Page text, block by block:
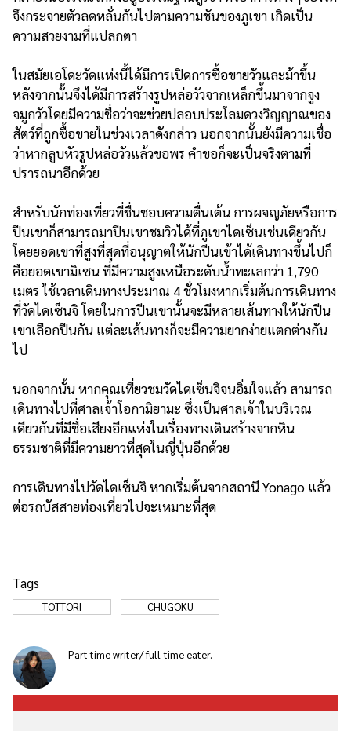
จึงกระจายตัวลดหลั่นกันไปตามความชันของภูเขา เกิดเป็น
ความสวยงามที่แปลกตา
ในสมัยเอโดะวัดแห่งนี้ได้มีการเปิดการซื้อขายวัวและม้าขึ้น
หลังจากนั้นจึงได้มีการสร้างรูปหล่อวัวจากเหล็กขึ้นมาจากจูง
จมูกวัวโดยมีความชื่อว่าจะช่วยปลอบประโลมดวงวิญญาณของ
สัตว์ที่ถูกซื้อขายในช่วงเวลาดังกล่าว นอกจากนั้นยังมีความเชื่อ
ว่าหากลูบหัวรูปหล่อวัวแล้วขอพร คำขอก็จะเป็นจริงตามที่
ปรารถนาอีกด้วย
สำหรับนักท่องเที่ยวที่ชื่นชอบความตื่นเต้น การผจญภัยหรือการ
ปีนเขาก็สามารถมาปีนเขาชมวิวได้ที่ภูเขาไดเซ็นเช่นเดียวกัน
โดยยอดเขาที่สูงที่สุดที่อนุญาตให้นักปีนเข้าได้เดินทางขึ้นไปก็
คือยอดเขามิเซน ที่มีความสูงเหนือระดับน้ำทะเลกว่า 1,790
เมตร ใช้เวลาเดินทางประมาณ 4 ชั่วโมงหากเริ่มต้นการเดินทาง
ที่วัดไดเซ็นจิ โดยในการปีนเขานั้นจะมีหลายเส้นทางให้นักปีน
เขาเลือกปีนกัน แต่ละเส้นทางก็จะมีความยากง่ายแตกต่างกัน
ไป
นอกจากนั้น หากคุณเที่ยวชมวัดไดเซ็นจิจนอิ่มใจแล้ว สามารถ
เดินทางไปที่ศาลเจ้าโอกามิยามะ ซึ่งเป็นศาลเจ้าในบริเวณ
เดียวกันที่มีชื่อเสียงอีกแห่งในเรื่องทางเดินสร้างจากหิน
ธรรมชาติที่มีความยาวที่สุดในญี่ปุ่นอีกด้วย
การเดินทางไปวัดไดเซ็นจิ หากเริ่มต้นจากสถานี Yonago แล้ว
ต่อรถบัสสายท่องเที่ยวไปจะเหมาะที่สุด
Tags
TOTTORI CHUGOKU
Part time writer/ full-time eater.